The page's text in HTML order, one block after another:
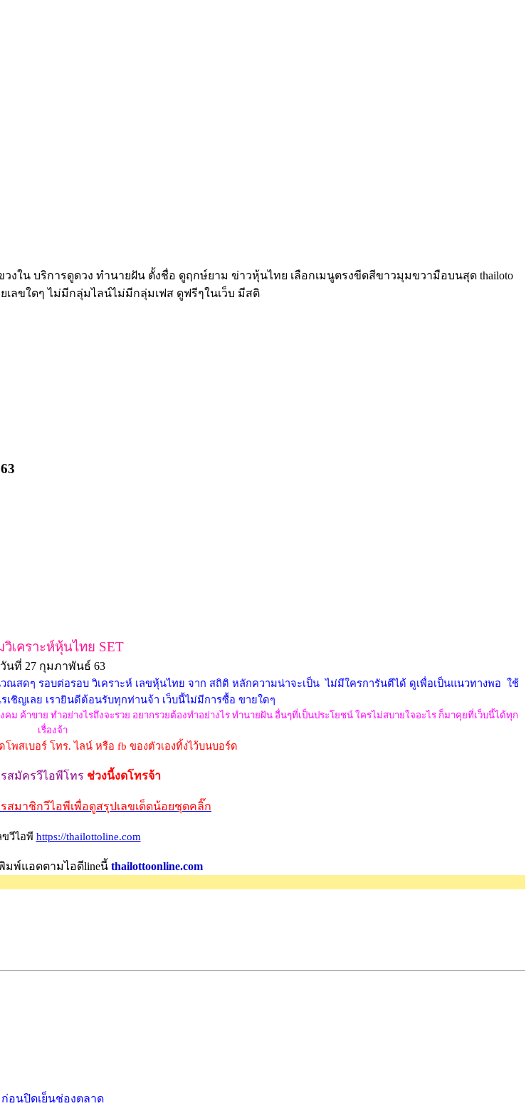
ใน บริการดูดวง ทำนายฝัน ตั้งชื่อ ดูฤกษ์ยาม ข่าวหุ้นไทย เลือกเมนูตรงขีดสีขาวมุมขวามือบนสุด thailoto
เลขใดๆ ไม่มีกลุ่มไลน์ไม่มีกลุ่มเฟส ดูฟรีๆในเว็บ มีสติ
วิเคราะห์หุ้นไทย SET
วันที่ 27 กุมภาพันธ์ 63
สดๆ รอบต่อรอบ วิเคราะห์ เลขหุ้นไทย จาก สถิติ หลักความน่าจะเป็น ไม่มีใครการันตีได้ ดูเพื่อเป็นแนวทางพอ ใช้
ชิญเลย เรายินดีต้อนรับทุกท่านจ้า เว็บนี้ไม่มีการซื้อ ขายใดๆ
ม ค้าขาย ทำอย่างไรถึงจะรวย อยากรวยต้องทำอย่างไร ทำนายฝัน อื่นๆที่เป็นประโยชน์ ใครไม่สบายใจอะไร ก็มาคุยที่เว็บนี้ได้ทุก
เรื่องจ้า
พสเบอร์ โทร. ไลน์ หรือ fb ของตัวเองทิ้งไว้บนบอร์ด
สมัครวีไอพีโทร ช่วงนี้งดโทรจ้า
สมาชิกวีไอพีเพื่อดูสรุปเลขเด็ดน้อยชุดคลิ๊ก
ขวีไอพี https://thailottoline.com
มพ์แอดตามไอดีlineนี้ thailottoonline.com
ก่อนปิดเย็นช่องตลาด